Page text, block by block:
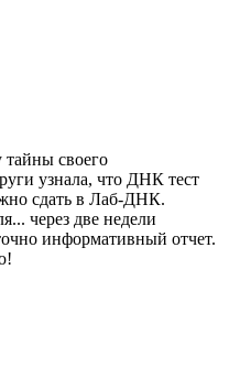
тайны своего
узнала, что ДНК тест
сдать в Лаб-ДНК.
через две недели
информативный отчет.